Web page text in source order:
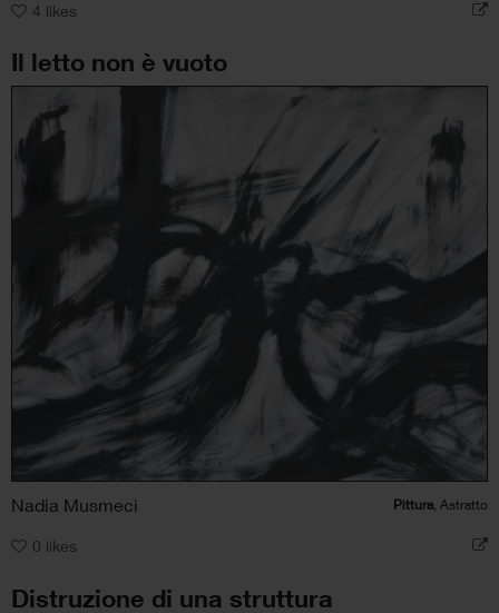
4 likes
Il letto non è vuoto
Nadia Musmeci Pittura, Astratto
0 likes
Distruzione di una struttura